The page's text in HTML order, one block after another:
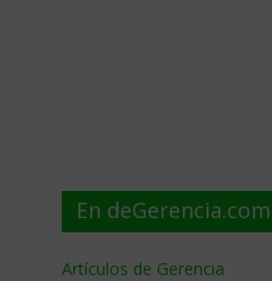
En deGerencia.com
Artículos de Gerencia